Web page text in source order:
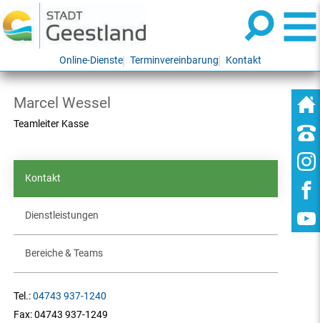
Online-Dienste Terminvereinbarung Kontakt
Marcel Wessel
Teamleiter Kasse
Kontakt
Dienstleistungen
Bereiche & Teams
Tel.:04743 937-1240
Fax:04743 937-1249